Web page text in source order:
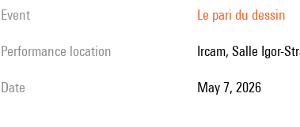
event Le pari du dessin
performance location Ircam, Salle Igor-
date May 7, 2026